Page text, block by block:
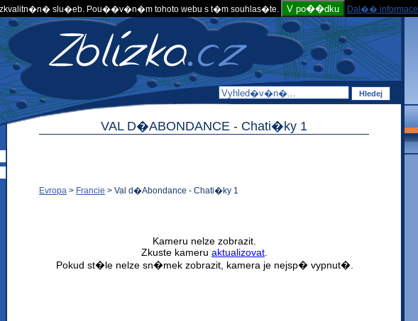
slu�eb. Pou��v�n�m tohoto webu s t�m souhlas�te. V po��dku Dal�� informace
VAL D�ABONDANCE - Chati�ky 1
Evropa > Francie > Val d�Abondance - Chati�ky 1